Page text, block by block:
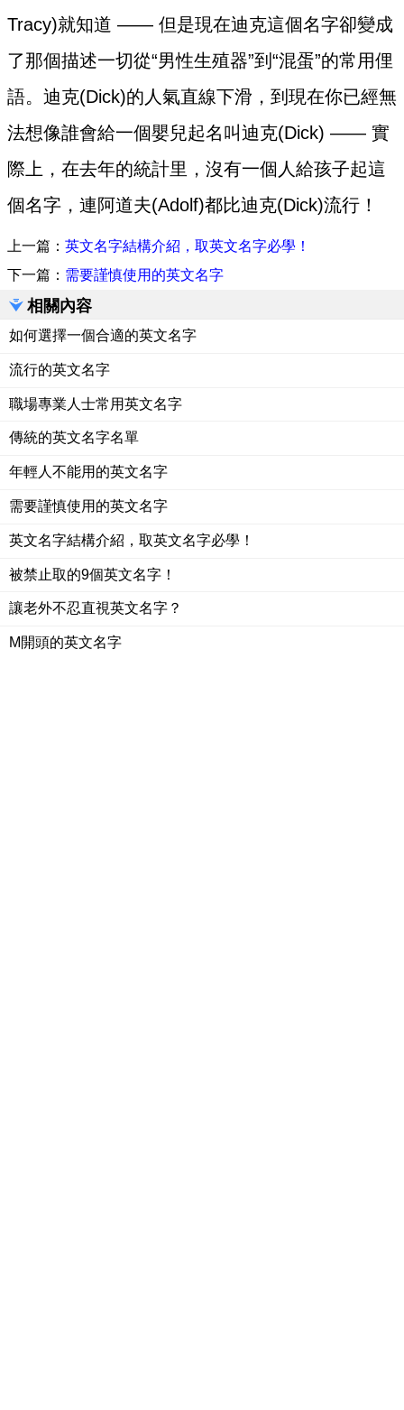
Tracy)就知道 —— 但是現在迪克這個名字卻變成
了那個描述一切從“男性生殖器”到“混蛋”的常用俚
語。迪克(Dick)的人氣直線下滑，到現在你已經無
法想像誰會給一個嬰兒起名叫迪克(Dick) —— 實
際上，在去年的統計里，沒有一個人給孩子起這
個名字，連阿道夫(Adolf)都比迪克(Dick)流行！
上一篇： 英文名字結構介紹，取英文名字必學！
下一篇： 需要謹慎使用的英文名字
相關內容
如何選擇一個合適的英文名字
流行的英文名字
職場專業人士常用英文名字
傳統的英文名字名單
年輕人不能用的英文名字
需要謹慎使用的英文名字
英文名字結構介紹，取英文名字必學！
被禁止取的9個英文名字！
讓老外不忍直視英文名字？
M開頭的英文名字